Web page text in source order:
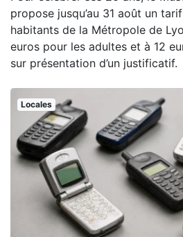
propose jusqu’au 31 août un
habitants de la Métropole de
euros pour les adultes et à 12
sur présentation d’un justificatif.
Locales